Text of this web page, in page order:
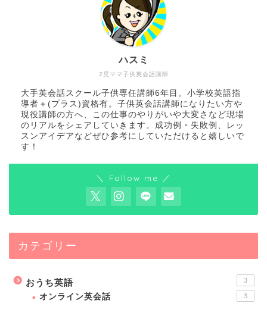
2児ママ子供英会話講師
ハスミ
大手英会話スクール子供専任講師6年目。小学校英語指
導者＋(プラス)資格有。子供英会話講師になりたい方や
現役講師の方へ、この仕事のやりがいや大変さなど現場
のリアルをシェアしていきます。成功例・失敗例、レッ
スンアイデアなどぜひ参考にしていただけると嬉しいで
す！
＼ Follow me ／
カテゴリー
おうち英語 3
オンライン英会話 3